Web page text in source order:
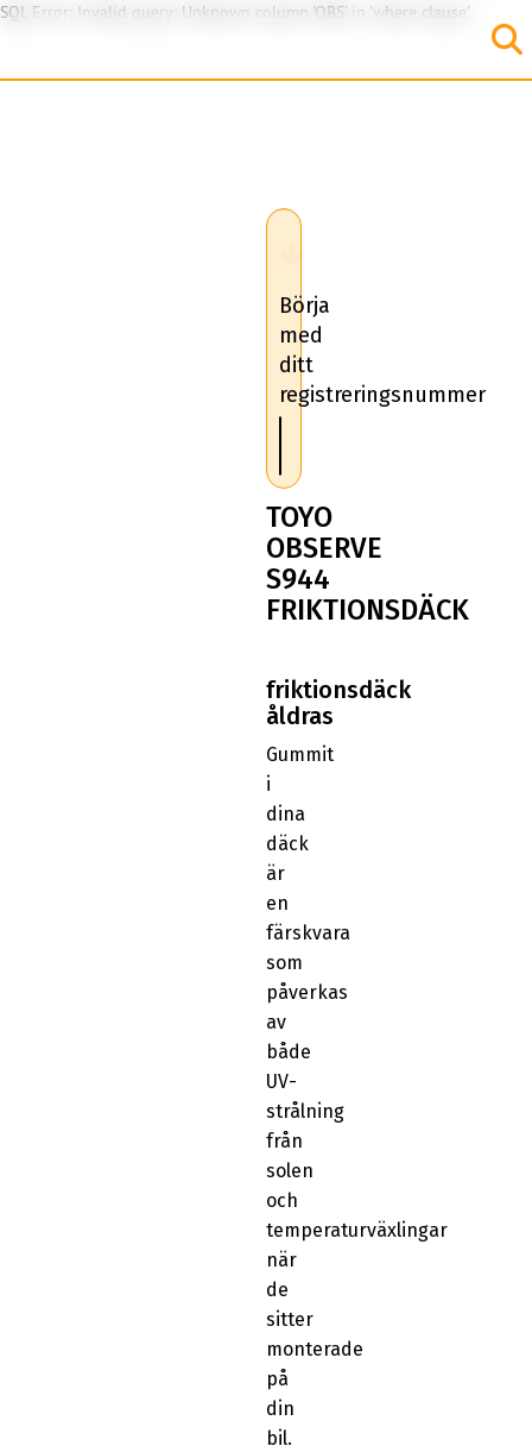
SQL Error: Invalid query: Unknown column 'OBS' in 'where clause'
Börja
med
ditt
registreringsnummer
TOYO
OBSERVE
S944
FRIKTIONSDÄCK
friktionsdäck
åldras
Gummit
i
dina
däck
är
en
färskvara
som
påverkas
av
både
UV-
strålning
från
solen
och
temperaturväxlingar
när
de
sitter
monterade
på
din
bil.